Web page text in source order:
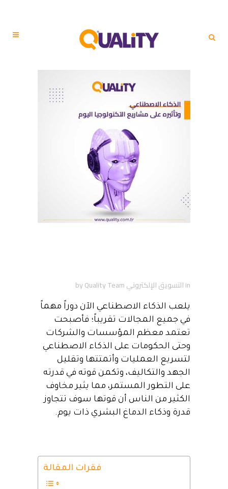
inالتسويق الإلكتروني byQuality Team
يلعب الذكاء الاصطناعي الآن دوراً مهماً
في جميع المجالات تقريباً؛ فأصبحت
تعتمد معظم المؤسسات والشركات
وحتى الحكومات على الذكاء الاصطناعي
لتسريع العمليات وأتمتتها وتقليل
الجهد والتكاليف، وتكمن قوته في قدرته
على التطور المستمر، مما يثير مخاوف
الكثير من الناس أن قوتها سوف تتجاوز
قدرة وذكاء الدماغ البشري ذات يوم.
فقرات المقالة